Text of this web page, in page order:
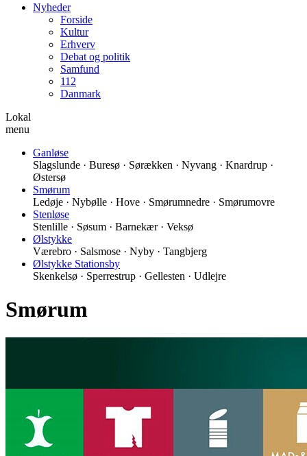
Nyheder
Forside
Kultur
Erhverv
Debat og politik
Samfund
112
Danmark
Lokal
menu
Ganløse
Slagslunde · Buresø · Sørækken · Nyvang · Knardrup ·
Østersø
Smørum
Ledøje · Nybølle · Hove · Smørumnedre · Smørumovre
Stenløse
Stenlille · Søsum · Barnekær · Veksø
Ølstykke
Værebro · Salsmose · Nyby · Tangbjerg
Ølstykke Stationsby
Skenkelsø · Sperrestrup · Gellesten · Udlejre
Smørum